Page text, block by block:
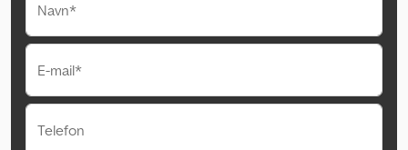
Navn*
E-mail*
Telefon